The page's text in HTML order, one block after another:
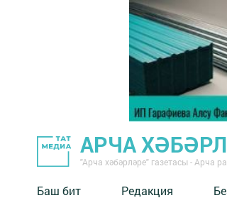
АРЧА
"Арча хәбәрләре" газетасы - Арча
Баш бит Редакция